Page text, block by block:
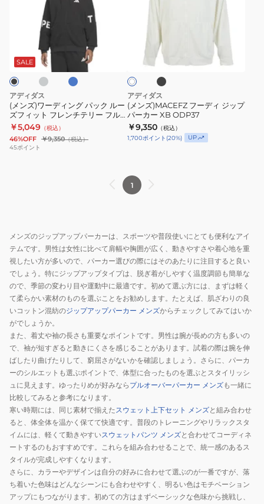
デ
ィ
KSA12-
JP4614
KSA12-
JP4615
ン
グ
パ
ッ
ク
ル
ー
レ
ン
チ
テ
リ
ー
フ
ル
ジ
ッ
プ
パ
ー
カ
KQD36
SALE
ー
アディダス
(メンズ)ワーディング パック ルー
ズフィット フレンチテリー フル
ジップパーカー KQD36
￥5,049 （税込）
46%OFF ￥9,350（税込）
45ポイント
ッ
プ
パ
ー
カ
ODP37
オ
フ
ワ
イ
ト
ッ
ク
アディダス
(メンズ)MACEFZ フーディ ジップ
パーカー XB ODP37
￥9,350 （税込）
1,700ポイント (20%) UP
1
メンズのジップアップパーカーは、スポーツや普段使いにとても便利なアイ
テムです。男性は女性に比べて肩幅や胸囲が広く、動きやすさや着心地を重
視したい方が多いので、パーカー選びの際にはそのあたりに注目すると良い
でしょう。特にジップアップタイプは、脱ぎ着がしやすく温度調節も簡単な
ので、季節の変わり目や運動中に最適です。初めて選ぶ方には、まずは軽く
て柔らかい素材のものを選ぶことをお勧めします。たとえば、肌ざわりの良
いコットン混紡のジップアップパーカー メンズからチェックしてみてはいか
がでしょうか。
また、着丈や袖の長さも重要なポイントです。男性は腕が長めの方も多いの
で、袖が短すぎると動きにくさを感じることがあります。試着の際は腕を伸
ばしたり曲げたりして、窮屈さがないかを確認しましょう。さらに、パーカ
ーのシルエットも選ぶポイントで、体型に合ったものを選ぶとスタイリッシ
ュに見えます。ゆったりめが好みなら プルオーバーパーカー メンズも一緒に
比較してみると参考になります。
寒い時期には、同じ素材で揃えたスウェット上下セット メンズと組み合わせ
ると、体全体を温かく保てて快適です。普段のトレーニングやリラックスタ
イムには、軽くて動きやすいスウェットパンツ メンズと合わせてコーディネ
ートするのもおすすめです。これらを組み合わせることで、統一感のあるス
タイルが完成しやすくなります。
さらに、カラーやデザインは自分の好みに合わせて選ぶのが一番ですが、落
ち着いた色味はどんなシーンにも合わせやすく、明るい色はモチベーション
アップにもつながります。初めての方はまずベーシックな色味から挑戦し、